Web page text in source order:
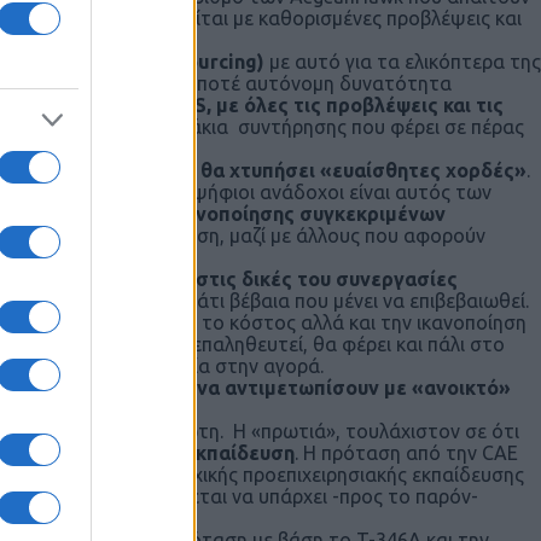
θα εκτελείται με καθορισμένες προβλέψεις και
ανάθεσης» (outsourcing) με αυτό για τα ελικόπτερα της
που δεν διέθεταν ποτέ αυτόνομη δυνατότητα
θα είναι FMS, με όλες τις προβλέψεις και τις
τα αρχικά κλιμάκια συντήρησης που φέρει σε πέρας
ίσως
το σημείο που θα χτυπήσει «ευαίσθητες χορδές».
οι υποψήφιοι ανάδοχοι είναι αυτός των
εμπορική βάση ικανοποίησης συγκεκριμένων
στην ανάθεση, μαζί με άλλους που αφορούν
Ναυτικό στις δικές του συνεργασίες
στον κατάλογο, κάτι βέβαια που μένει να επιβεβαιωθεί.
αναφορικά με το κόστος αλλά και την ικανοποίηση
Εάν αυτό επαληθευτεί, θα φέρει και πάλι στο
με ευελιξία στην αγορά.
δυνάμεις θα πρέπει να αντιμετωπίσουν με «ανοικτό»
το ΠΝ δεν είναι η πρώτη. Η «πρωτιά», τουλάχιστον σε ότι
την αεροπορική εκπαίδευση. Η πρόταση από την CAE
και αρχικής προεπιχειρησιακής εκπαίδευσης
χωρίς να διαφαίνεται να υπάρχει -προς το παρόν-